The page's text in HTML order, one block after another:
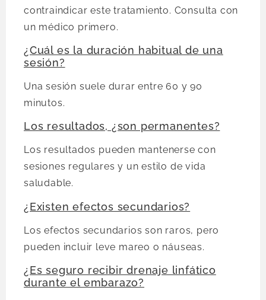
contraindicar este tratamiento. Consulta con
un médico primero.
¿Cuál es la duración habitual de una
sesión?
Una sesión suele durar entre 60 y 90
minutos.
Los resultados, ¿son permanentes?
Los resultados pueden mantenerse con
sesiones regulares y un estilo de vida
saludable.
¿Existen efectos secundarios?
Los efectos secundarios son raros, pero
pueden incluir leve mareo o náuseas.
¿Es seguro recibir drenaje linfático
durante el embarazo?